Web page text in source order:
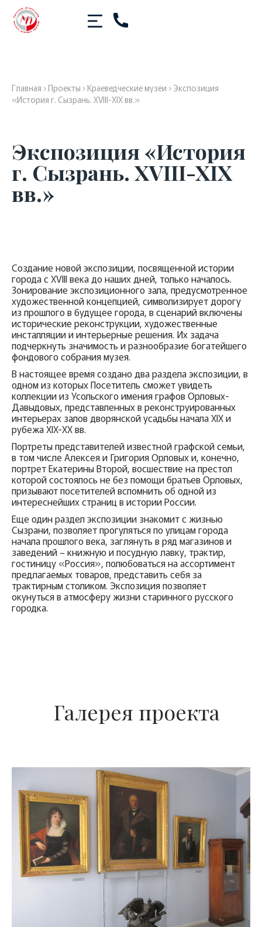
Главная ›Проекты ›Краеведческие музеи › Экспозиция
«История г. Сызрань. XVIII-XIX вв.»
Экспозиция «История
г. Сызрань. XVIII-XIX
вв.»
Создание новой экспозиции, посвященной истории
города с XVIII века до наших дней, только началось.
Зонирование экспозиционного зала, предусмотренное
художественной концепцией, символизирует дорогу
из прошлого в будущее города, в сценарий включены
исторические реконструкции, художественные
инсталляции и интерьерные решения. Их задача
подчеркнуть значимость и разнообразие богатейшего
фондового собрания музея.
В настоящее время создано два раздела экспозиции, в
одном из которых Посетитель сможет увидеть
коллекции из Усольского имения графов Орловых-
Давыдовых, представленных в реконструированных
интерьерах залов дворянской усадьбы начала XIX и
рубежа XIX-XX вв.
Портреты представителей известной графской семьи,
в том числе Алексея и Григория Орловых и, конечно,
портрет Екатерины Второй, восшествие на престол
которой состоялось не без помощи братьев Орловых,
призывают посетителей вспомнить об одной из
интереснейших страниц в истории России.
Еще один раздел экспозиции знакомит с жизнью
Сызрани, позволяет прогуляться по улицам города
начала прошлого века, заглянуть в ряд магазинов и
заведений – книжную и посудную лавку, трактир,
гостиницу «Россия», полюбоваться на ассортимент
предлагаемых товаров, представить себя за
трактирным столиком. Экспозиция позволяет
окунуться в атмосферу жизни старинного русского
городка.
Галерея проекта